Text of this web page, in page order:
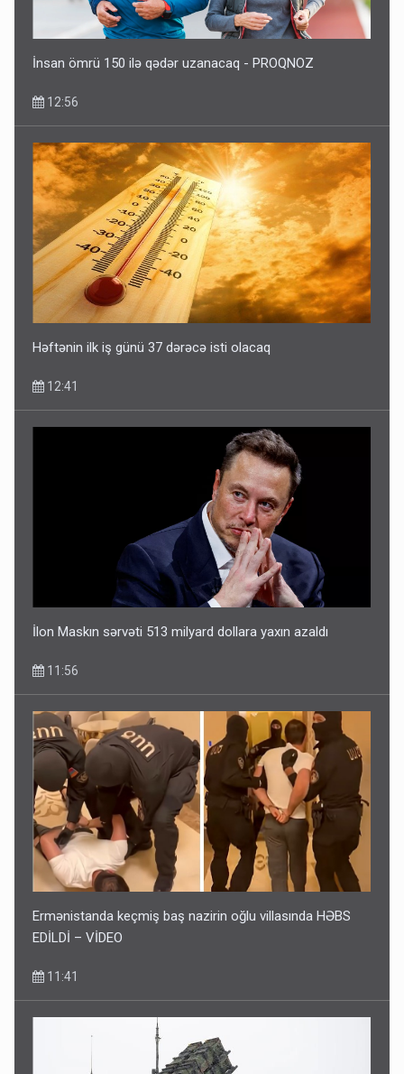
İnsan ömrü 150 ilə qədər uzanacaq - PROQNOZ
12:56
Həftənin ilk iş günü 37 dərəcə isti olacaq
12:41
İlon Maskın sərvəti 513 milyard dollara yaxın azaldı
11:56
Ermənistanda keçmiş baş nazirin oğlu villasında HƏBS
EDİLDİ – VİDEO
11:41